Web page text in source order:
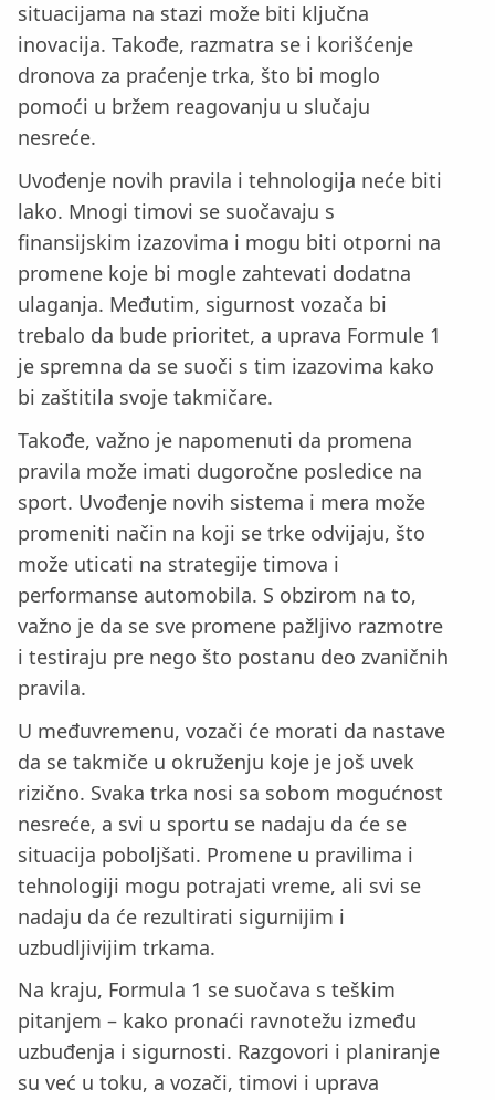
situacijama na stazi može biti ključna
inovacija. Takođe, razmatra se i korišćenje
dronova za praćenje trka, što bi moglo
pomoći u bržem reagovanju u slučaju
nesreće.
Uvođenje novih pravila i tehnologija neće biti
lako. Mnogi timovi se suočavaju s
finansijskim izazovima i mogu biti otporni na
promene koje bi mogle zahtevati dodatna
ulaganja. Međutim, sigurnost vozača bi
trebalo da bude prioritet, a uprava Formule 1
je spremna da se suoči s tim izazovima kako
bi zaštitila svoje takmičare.
Takođe, važno je napomenuti da promena
pravila može imati dugoročne posledice na
sport. Uvođenje novih sistema i mera može
promeniti način na koji se trke odvijaju, što
može uticati na strategije timova i
performanse automobila. S obzirom na to,
važno je da se sve promene pažljivo razmotre
i testiraju pre nego što postanu deo zvaničnih
pravila.
U međuvremenu, vozači će morati da nastave
da se takmiče u okruženju koje je još uvek
rizično. Svaka trka nosi sa sobom mogućnost
nesreće, a svi u sportu se nadaju da će se
situacija poboljšati. Promene u pravilima i
tehnologiji mogu potrajati vreme, ali svi se
nadaju da će rezultirati sigurnijim i
uzbudljivijim trkama.
Na kraju, Formula 1 se suočava s teškim
pitanjem – kako pronaći ravnotežu između
uzbuđenja i sigurnosti. Razgovori i planiranje
su već u toku, a vozači, timovi i uprava